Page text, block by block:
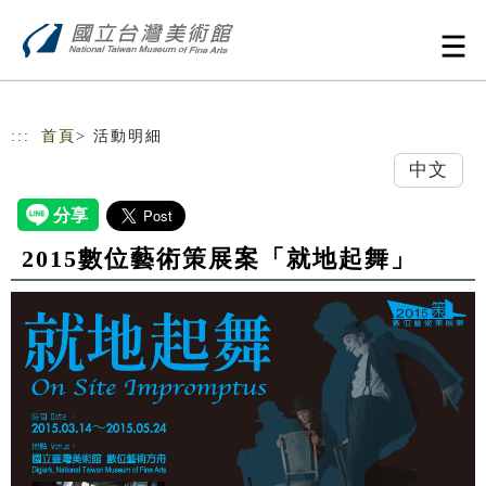
::: 首頁 > 活動明細
中文
2015數位藝術策展案「就地起舞」